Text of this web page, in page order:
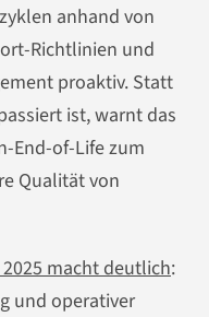
anhand von
Richtlinien und
proaktiv. Statt
ist, warnt das
End-of-Life zum
Qualität von
macht deutlich:
und operativer